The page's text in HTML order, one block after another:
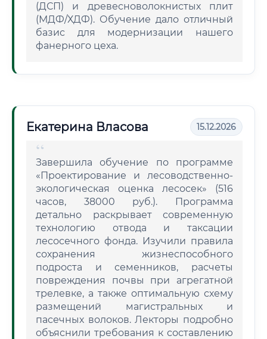
(ДСП) и древесноволокнистых плит
(МДФ/ХДФ). Обучение дало отличный
базис для модернизации нашего
фанерного цеха.
Екатерина Власова 15.12.2026
Завершила обучение по программе
«Проектирование и лесоводственно-
экологическая оценка лесосек» (516
часов, 38000 руб.). Программа
детально раскрывает современную
технологию отвода и таксации
лесосечного фонда. Изучили правила
сохранения жизнеспособного
подроста и семенников, расчеты
повреждения почвы при агрегатной
трелевке, а также оптимальную схему
размещений магистральных и
пасечных волоков. Лекторы подробно
объяснили требования к составлению